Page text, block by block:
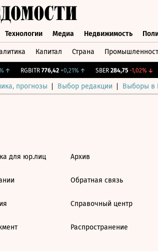
Технологии Медиа Недвижимость
Капитал Страна
↑ RGBITR 776,42 +0,21%↑ SBER 284,75 -1,02%↓
прогнозы Выбор редакции Выборы в
для юр.лиц Архив
Обратная связь
Справочный центр
Распространение